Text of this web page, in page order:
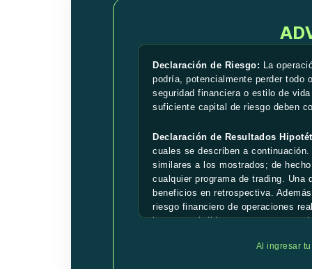
Declaración de Riesgo: La
podría, potencialmente perder todo
seguridad financiera o estilo de
suficiente capital de riesgo deben
Declaración de Resultados
cuales se describen a
similares a los mostrados; de
cualquier programa de trading.
beneficios en retrospectiva.
riesgo financiero de operaciones
importar pérdidas son puntos
considerados en la preparación de
Al ingresar